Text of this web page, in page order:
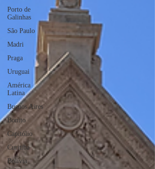
Porto de
Galinhas
São Paulo
Madri
Praga
Uruguai
América
Latina
Buenos Aires
Bonito
Capitólio
Curitiba
Bolívia